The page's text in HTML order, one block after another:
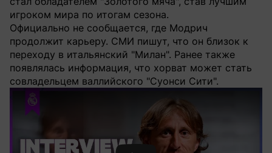
игроком мира по итогам сезона.
Официально не сообщается, где Модрич
продолжит карьеру. СМИ пишут, что он близок к
переходу в итальянский "Милан". Ранее также
появлялась информация, что хорват может стать
совладельцем валлийского "Суонси Сити".